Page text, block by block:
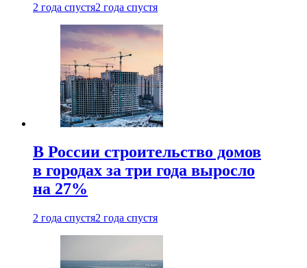
2 года спустя2 года спустя
В России строительство домов
в городах за три года выросло
на 27%
2 года спустя2 года спустя